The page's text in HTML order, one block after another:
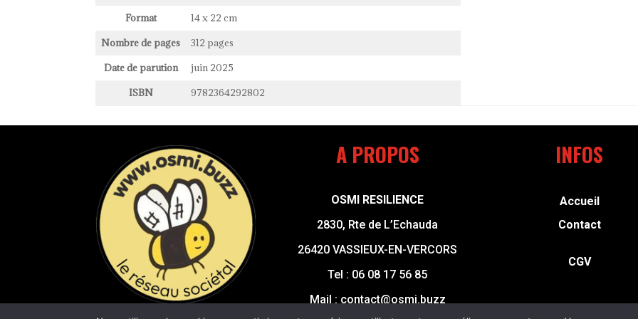
Format
14 x 22 cm
Nombre de pages
312 pages
Date de parution
juin 2025
ISBN
9782364292802
A PROPOS
OSMI RESILIENCE
2830, Rte de L’Echauda
26420 VASSIEUX-EN-VERCORS
Tel : 06 08 17 56 85
Mail : contact@osmi.buzz
INFOS
Accueil
Contact
CGV